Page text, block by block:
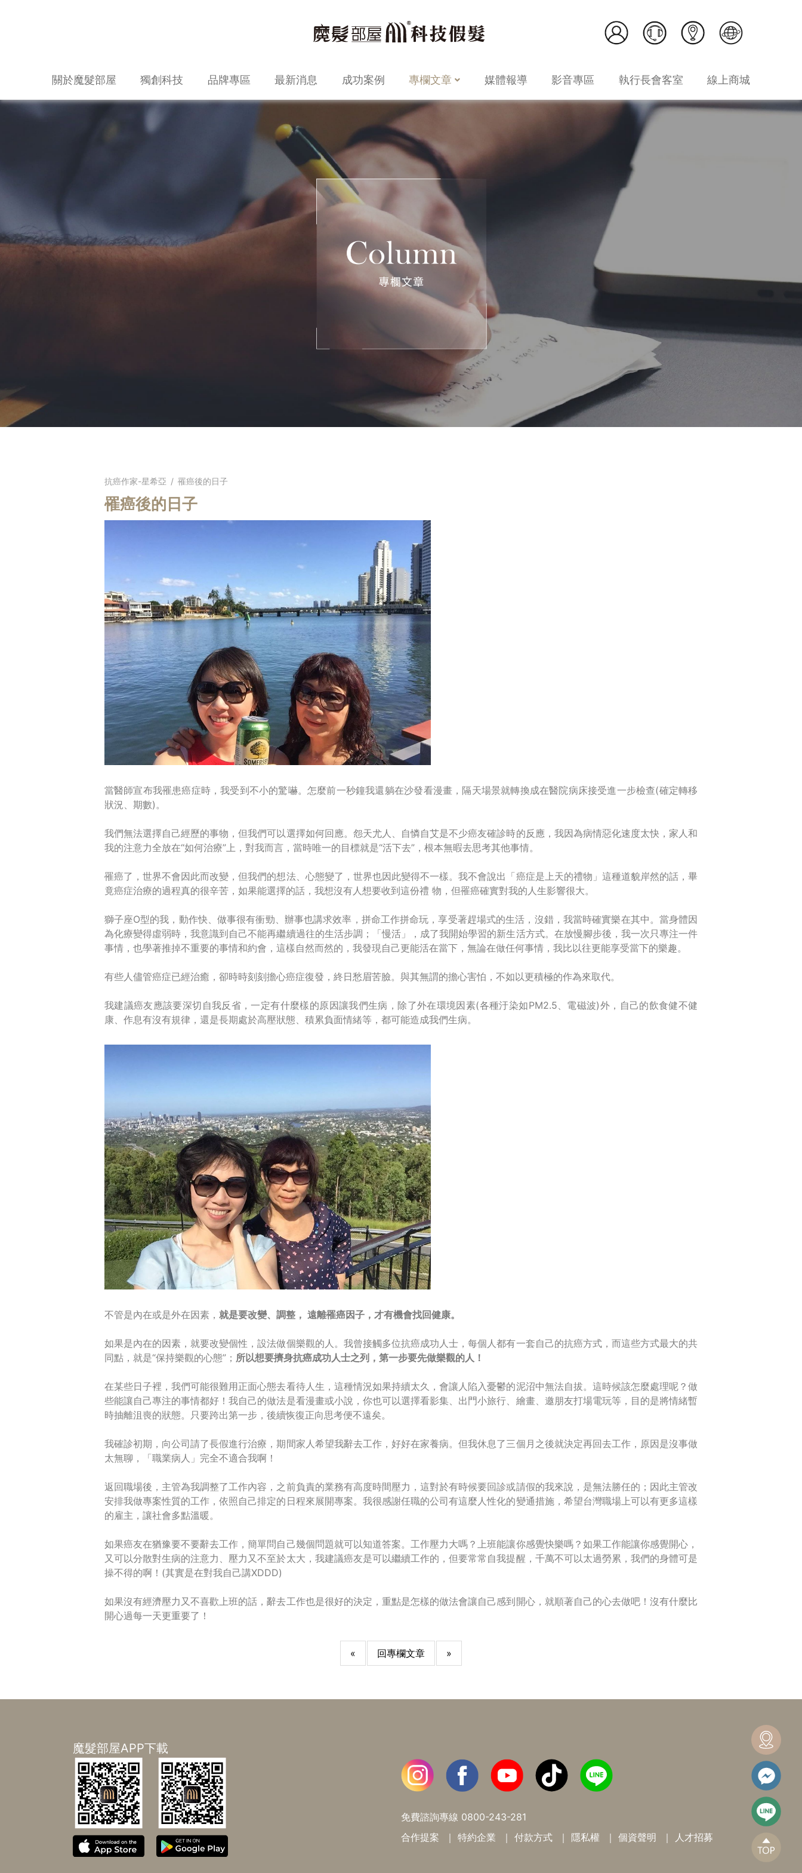
關於魔髮部屋 獨創科技 品牌專區 最新消息 成功案例 專欄文章 媒體報導 影音專區 執行長會客室 線上商城
抗癌作家-星希亞 / 罹癌後的日子
罹癌後的日子
當醫師宣布我罹患癌症時，我受到不小的驚嚇。怎麼前一秒鐘我還躺在沙發看漫畫，隔天場景就轉換成在醫院病床接受進一步檢查(確定轉移
狀況、期數)。
我們無法選擇自己經歷的事物，但我們可以選擇如何回應。怨天尤人、自憐自艾是不少癌友確診時的反應，我因為病情惡化速度太快，家人和
我的注意力全放在“如何治療”上，對我而言，當時唯一的目標就是“活下去”，根本無暇去思考其他事情。
罹癌了，世界不會因此而改變，但我們的想法、心態變了，世界也因此變得不一樣。我不會說出「癌症是上天的禮物」這種道貌岸然的話，畢
竟癌症治療的過程真的很辛苦，如果能選擇的話，我想沒有人想要收到這份禮 物，但罹癌確實對我的人生影響很大。
獅子座O型的我，動作快、做事很有衝勁、辦事也講求效率，拼命工作拼命玩，享受著趕場式的生活，沒錯，我當時確實樂在其中。當身體因
為化療變得虛弱時，我意識到自己不能再繼續過往的生活步調；「慢活」，成了我開始學習的新生活方式。在放慢腳步後，我一次只專注一件
事情，也學著推掉不重要的事情和約會，這樣自然而然的，我發現自己更能活在當下，無論在做任何事情，我比以往更能享受當下的樂趣。
有些人儘管癌症已經治癒，卻時時刻刻擔心癌症復發，終日愁眉苦臉。與其無謂的擔心害怕，不如以更積極的作為來取代。
我建議癌友應該要深切自我反省，一定有什麼樣的原因讓我們生病，除了外在環境因素(各種汙染如PM2.5、電磁波)外，自己的飲食健不健
康、作息有沒有規律，還是長期處於高壓狀態、積累負面情緒等，都可能造成我們生病。
不管是內在或是外在因素， 就是要改變、調整， 遠離罹癌因子，才有機會找回健康。
如果是內在的因素，就要改變個性，設法做個樂觀的人。我曾接觸多位抗癌成功人士，每個人都有一套自己的抗癌方式，而這些方式最大的共
同點，就是“保持樂觀的心態”； 所以想要擠身抗癌成功人士之列，第一步要先做樂觀的人！
在某些日子裡，我們可能很難用正面心態去看待人生，這種情況如果持續太久，會讓人陷入憂鬱的泥沼中無法自拔。這時候該怎麼處理呢？做
些能讓自己專注的事情都好！我自己的做法是看漫畫或小說，你也可以選擇看影集、出門小旅行、繪畫、邀朋友打場電玩等，目的是將情緒暫
時抽離沮喪的狀態。只要跨出第一步，後續恢復正向思考便不遠矣。
我確診初期，向公司請了長假進行治療，期間家人希望我辭去工作，好好在家養病。但我休息了三個月之後就決定再回去工作，原因是沒事做
太無聊，「職業病人」完全不適合我啊！
返回職場後，主管為我調整了工作內容，之前負責的業務有高度時間壓力，這對於有時候要回診或請假的我來說，是無法勝任的；因此主管改
安排我做專案性質的工作，依照自己排定的日程來展開專案。我很感謝任職的公司有這麼人性化的變通措施，希望台灣職場上可以有更多這樣
的雇主，讓社會多點溫暖。
如果癌友在猶豫要不要辭去工作，簡單問自己幾個問題就可以知道答案。工作壓力大嗎？上班能讓你感覺快樂嗎？如果工作能讓你感覺開心，
又可以分散對生病的注意力、壓力又不至於太大，我建議癌友是可以繼續工作的，但要常常自我提醒，千萬不可以太過勞累，我們的身體可是
操不得的啊！(其實是在對我自己講XDDD)
如果沒有經濟壓力又不喜歡上班的話，辭去工作也是很好的決定，重點是怎樣的做法會讓自己感到開心，就順著自己的心去做吧！沒有什麼比
開心過每一天更重要了！
« 回專欄文章 »
魔髮部屋APP下載
免費諮詢專線 0800-243-281
合作提案
特約企業 付款方式 隱私權 個資聲明 人才招募